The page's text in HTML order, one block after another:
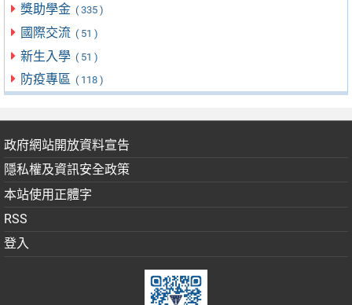
獎助學金 ( 335 )
國際交流 ( 51 )
新生入學 ( 51 )
防疫專區 ( 118 )
政府網站開放資料宣告
隱私權及資訊安全政策
本站使用正體字
RSS
登入